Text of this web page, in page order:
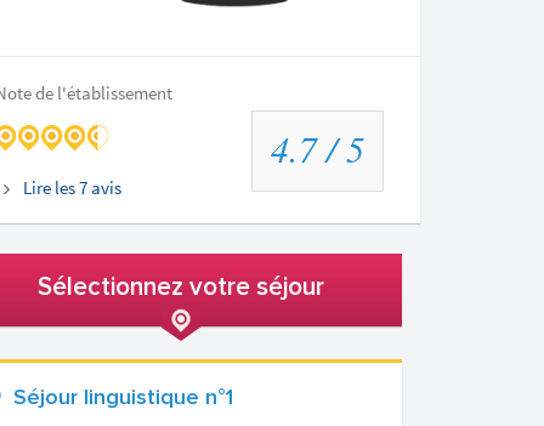
de l'établissement
4.7/ 5
Lire les7 avis
Sélectionnez votre séjour
Séjour linguistique n°1